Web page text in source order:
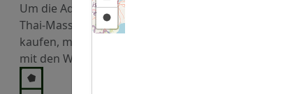
Um die Adressen von
Thai-Massage zu
kaufen, markieren Sie
mit den Werkzeugen